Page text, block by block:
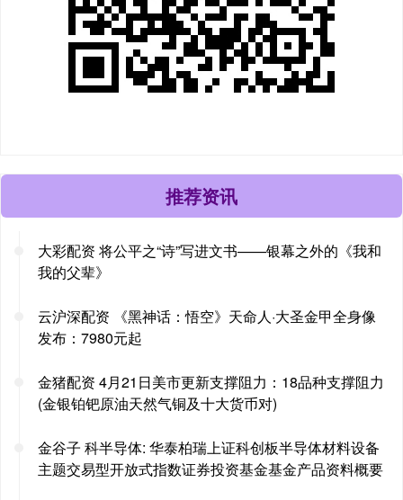
推荐资讯
大彩配资 将公平之“诗”写进文书——银幕之外的《我和
我的父辈》
云沪深配资 《黑神话：悟空》天命人·大圣金甲全身像
发布：7980元起
金猪配资 4月21日美市更新支撑阻力：18品种支撑阻力
(金银铂钯原油天然气铜及十大货币对)
金谷子 科半导体: 华泰柏瑞上证科创板半导体材料设备
主题交易型开放式指数证券投资基金基金产品资料概要